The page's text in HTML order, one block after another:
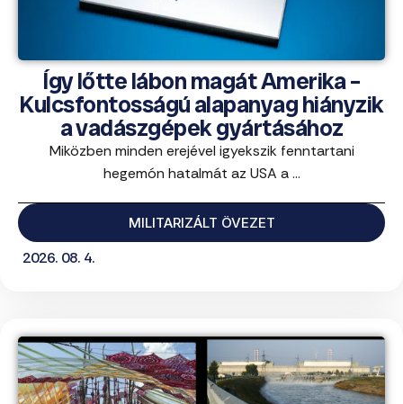
Így lőtte lábon magát Amerika –
Kulcsfontosságú alapanyag hiányzik
a vadászgépek gyártásához
Miközben minden erejével igyekszik fenntartani
hegemón hatalmát az USA a ...
MILITARIZÁLT ÖVEZET
2026. 08. 4.